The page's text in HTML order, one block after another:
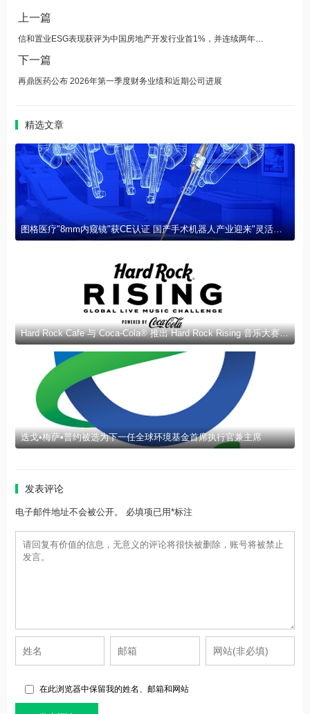
上一篇
信和置业ESG表现获评为中国房地产开发行业首1%，并连续两年入选道琼斯领先全球指数
下一篇
再鼎医药公布 2026年第一季度财务业绩和近期公司进展
精选文章
图格医疗"8mm内窥镜"获CE认证 国产手术机器人产业迎来"灵活之眼"
Hard Rock Cafe 与 Coca-Cola® 推出 Hard Rock Rising 音乐大赛 | Hard Rock Cafe 和 Coca-Cola® 推出 Hard Rock Rising 音乐大赛
迭戈•梅萨•普约被选为下一任全球环境基金首席执行官兼主席
发表评论
电子邮件地址不会被公开。 必填项已用*标注
在此浏览器中保留我的姓名、邮箱和网站